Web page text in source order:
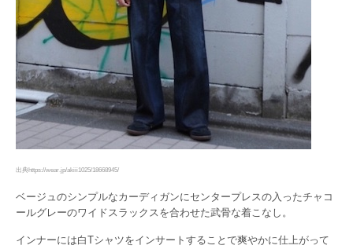
出典https://wear.jp/akiii1025/18668945/
ベージュのシンプルなカーディガンにセンタープレスの入ったチャコ
ールグレーのワイドスラックスを合わせた武骨な着こなし。
インナーには白Tシャツをインサートすることで爽やかに仕上がって